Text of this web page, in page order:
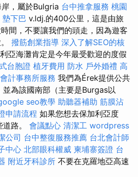
岸，屬於Bulgria 台中推拿服務 桃園
墊下巴 v.ldj.的400公里，這是由旅
間，不要讓我們的頭走，因為遊客
撥筋創業指導 深入了解SEO的核
亞海灘肯定是今年最受歡迎的度假
台胞證 植牙費用 防水 戶外婚禮 高
計事務所服務 我們為Érek提供公共
為該國南部（主要是Burgas以
seo教學 助聽器補助 筋膜沾
申請流程 如果您想去保加利亞度
路。 會議點心 清潔工 wordpress
公司 台中整復服務推薦 台北會計師
中心 北部眼科權威 柬埔寨簽證 台
附近牙科診所 不要在克羅地亞高速